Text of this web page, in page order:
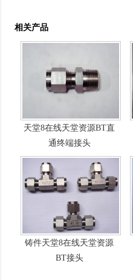
相关产品
天堂8在线天堂资源BT直
通终端接头
铸件天堂8在线天堂资源
BT接头